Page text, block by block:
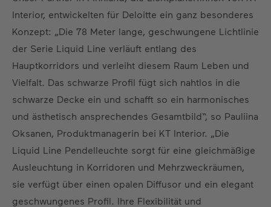
Interior, entwickelten für Deloitte ein ganz besonderes
Konzept: „Die 78 Meter lange, geschwungene Lichtlinie
der Serie Liquid Line verläuft entlang des
Hauptkorridors und verleiht diesem Raum Leben und
Vielfalt. Das schwarze Profil fügt sich nahtlos in die
schwarze Decke ein und schafft so ein harmonisches
und ästhetisch ansprechendes Gesamtbild“, so Pauliina
Oksanen, Produktmanagerin bei KT Interior. „Die
Liquid Line Pendelleuchte sorgt für eine gleichmäßige
Ausleuchtung in Korridoren und Mehrzweckräumen,
sie verfügt über einen opalen Diffusor und ein elegant
geschwungenes Profil. Ihre Flexibilität und